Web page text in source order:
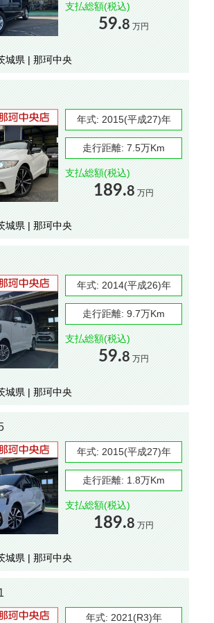
支払総額(税込)
59.8 万円
城県 | 那珂中央
年式: 2015(平成27)年
走行距離: 7.5万Km
支払総額(税込)
189.8 万円
城県 | 那珂中央
年式: 2014(平成26)年
走行距離: 9.7万Km
支払総額(税込)
59.8 万円
城県 | 那珂中央
年式: 2015(平成27)年
走行距離: 1.8万Km
支払総額(税込)
189.8 万円
城県 | 那珂中央
年式: 2021(R3)年